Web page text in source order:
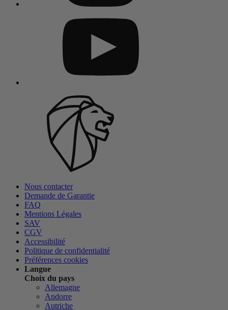
Nous contacter
Demande de Garantie
FAQ
Mentions Légales
SAV
CGV
Accessibilité
Politique de confidentialité
Préférences cookies
Langue
Choix du pays
Allemagne
Andorre
Autriche